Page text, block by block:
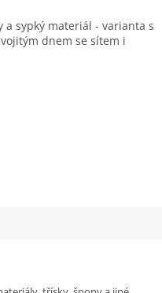
a sypký materiál - varianta s
dnem se sítem i